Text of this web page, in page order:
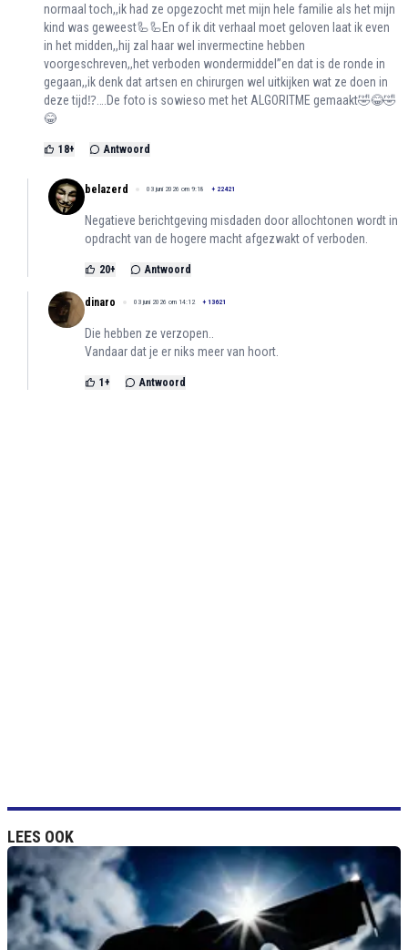
normaal toch,,ik had ze opgezocht met mijn hele familie als het mijn
kind was geweest🦾🦾En of ik dit verhaal moet geloven laat ik even
in het midden,,hij zal haar wel invermectine hebben
voorgeschreven,,het verboden wondermiddel’’en dat is de ronde in
gegaan,,ik denk dat artsen en chirurgen wel uitkijken wat ze doen in
deze tijd⁉️….De foto is sowieso met het ALGORITME gemaakt🤣😂🤣
😂
18+ Antwoord
belazerd 03 juni 2026 om 9:18 + 22421
Negatieve berichtgeving misdaden door allochtonen wordt in
opdracht van de hogere macht afgezwakt of verboden.
20+ Antwoord
dinaro 03 juni 2026 om 14:12 + 13621
Die hebben ze verzopen..
Vandaar dat je er niks meer van hoort.
1 + Antwoord
LEES OOK